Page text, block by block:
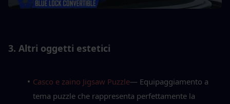
3. Altri oggetti estetici
Casco e zaino Jigsaw Puzzle— Equipaggiamento a
tema puzzle che rappresenta perfettamente la